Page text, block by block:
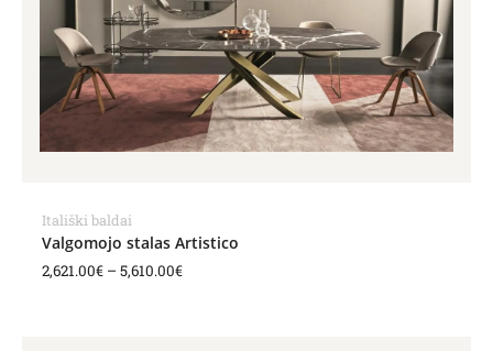
Itališki baldai
Valgomojo stalas Artistico
2,621.00€ –5,610.00€